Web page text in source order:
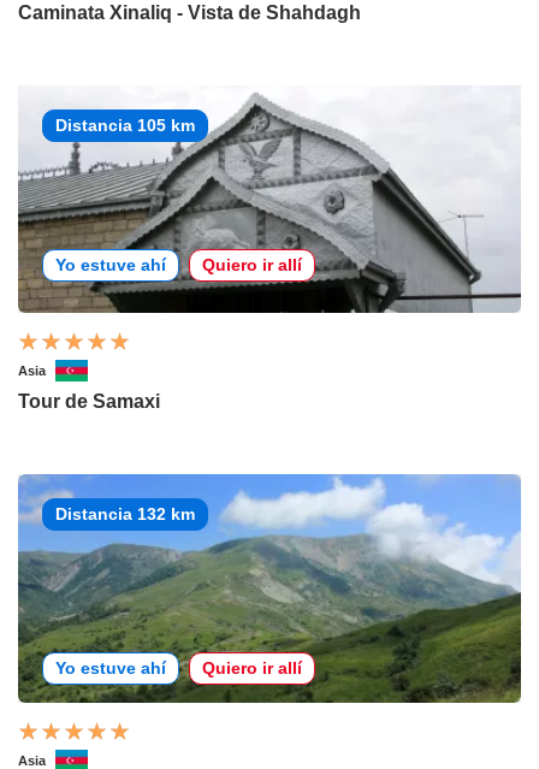
Caminata Xinaliq - Vista de Shahdagh
Distancia 105 km
Yo estuve ahí Quiero ir allí
Asia
Tour de Samaxi
Distancia 132 km
Yo estuve ahí Quiero ir allí
Asia